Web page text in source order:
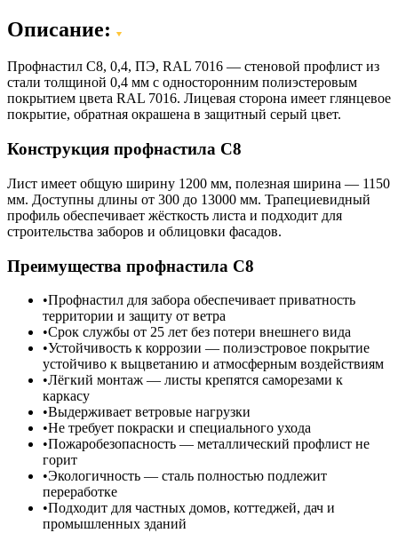
Описание:
Профнастил С8, 0,4, ПЭ, RAL 7016 — стеновой профлист из
стали толщиной 0,4 мм с односторонним полиэстеровым
покрытием цвета RAL 7016. Лицевая сторона имеет глянцевое
покрытие, обратная окрашена в защитный серый цвет.
Конструкция профнастила С8
Лист имеет общую ширину 1200 мм, полезная ширина — 1150
мм. Доступны длины от 300 до 13000 мм. Трапециевидный
профиль обеспечивает жёсткость листа и подходит для
строительства заборов и облицовки фасадов.
Преимущества профнастила С8
Профнастил для забора обеспечивает приватность
территории и защиту от ветра
Срок службы от 25 лет без потери внешнего вида
Устойчивость к коррозии — полиэстровое покрытие
устойчиво к выцветанию и атмосферным воздействиям
Лёгкий монтаж — листы крепятся саморезами к
каркасу
Выдерживает ветровые нагрузки
Не требует покраски и специального ухода
Пожаробезопасность — металлический профлист не
горит
Экологичность — сталь полностью подлежит
переработке
Подходит для частных домов, коттеджей, дач и
промышленных зданий